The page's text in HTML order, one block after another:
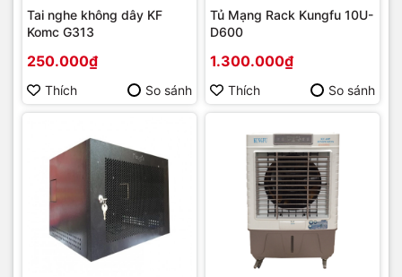
Tai nghe không dây KF
Komc G313
250.000₫
Thích So sánh
Tủ Mạng Rack Kungfu 10U-
D600
1.300.000₫
Thích So sánh